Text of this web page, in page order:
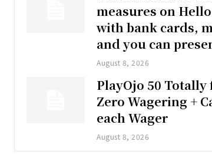
measures on
with bank cards,
and you can
August 8, 2026
PlayOjo 50 Totally
Zero Wagering +
each Wager
August 8, 2026